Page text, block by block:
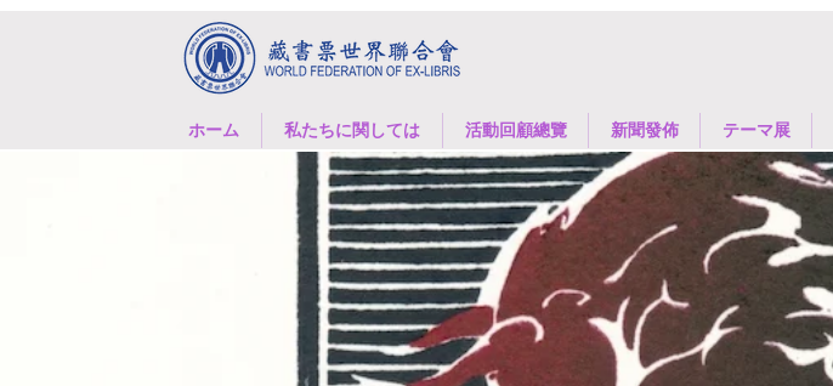
ホーム 私たちに関しては 活動回顧總覽 新聞發佈 ​テーマ展